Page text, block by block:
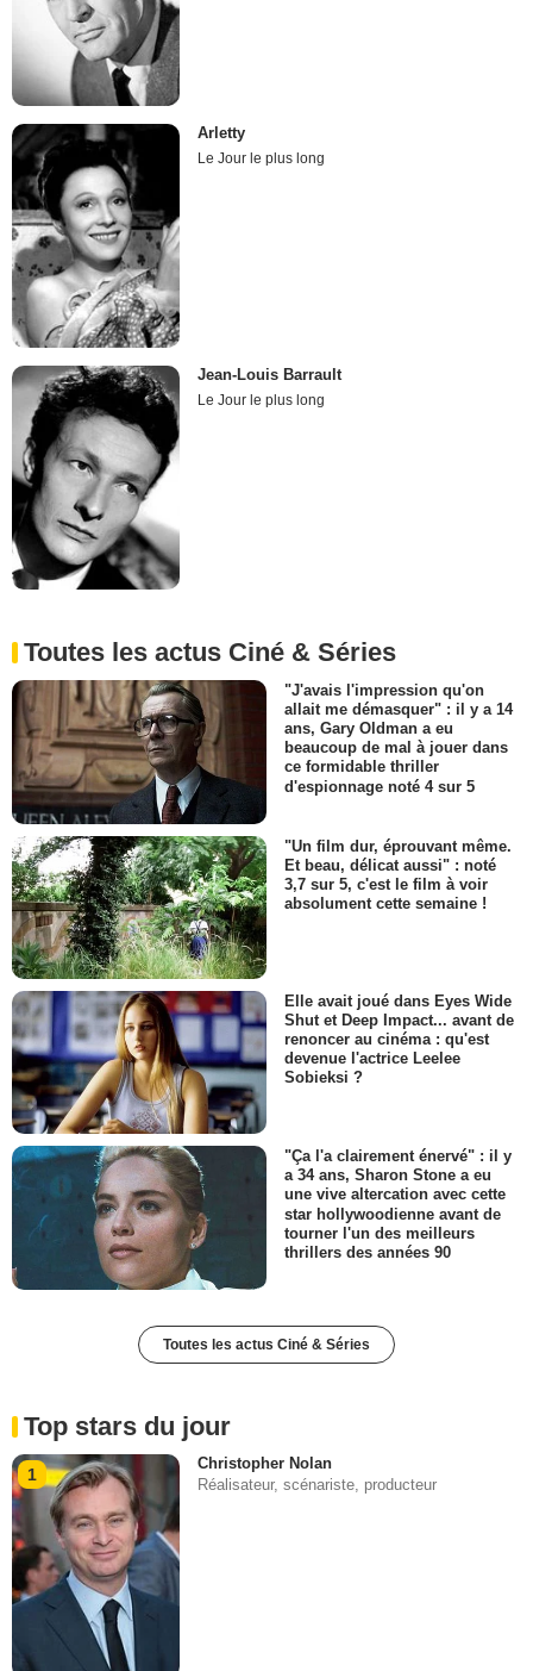
Arletty
Le Jour le plus long
Jean-Louis Barrault
Le Jour le plus long
Toutes les actus Ciné & Séries
"J'avais l'impression qu'on
allait me démasquer" : il y a 14
ans, Gary Oldman a eu
beaucoup de mal à jouer dans
ce formidable thriller
d'espionnage noté 4 sur 5
"Un film dur, éprouvant même.
Et beau, délicat aussi" : noté
3,7 sur 5, c'est le film à voir
absolument cette semaine !
Elle avait joué dans Eyes Wide
Shut et Deep Impact... avant de
renoncer au cinéma : qu'est
devenue l'actrice Leelee
Sobieksi ?
"Ça l'a clairement énervé" : il y
a 34 ans, Sharon Stone a eu
une vive altercation avec cette
star hollywoodienne avant de
tourner l'un des meilleurs
thrillers des années 90
Toutes les actus Ciné & Séries
Top stars du jour
1
Christopher Nolan
Réalisateur, scénariste, producteur